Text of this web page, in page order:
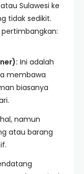
Sulawesi ke
tidak sedikit.
Ini adalah
membawa
biasanya
namun
atau barang